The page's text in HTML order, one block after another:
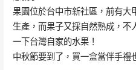
果園位於台中市新社區，前有
生產，而果子又採自然熟成，
一下台灣自家的水果！
中秋節要到了，買一盒當伴手禮